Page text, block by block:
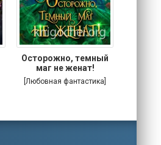
Осторожно, темный
маг не женат!
[Любовная фантастика]